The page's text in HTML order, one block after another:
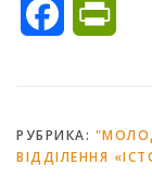
Facebook
РУБРИКА:
ВІДДІЛЕННЯ